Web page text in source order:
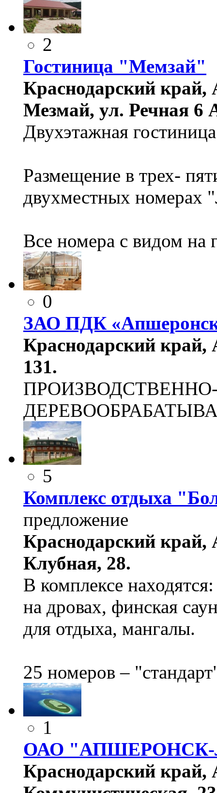
2
Гостиница "Мемзай"
Краснодарский край,
Мезмай, ул. Речная 6
Двухэтажная
Размещение в трех-
двухместных номерах
Все номера с видом на
0
ЗАО ПДК
Краснодарский
131.
5
Комплекс отдыха
предложение
Краснодарский
Клубная, 28.
В комплексе
на дровах, финская
для отдыха, мангалы.
25 номеров –
1
ОАО
Краснодарский